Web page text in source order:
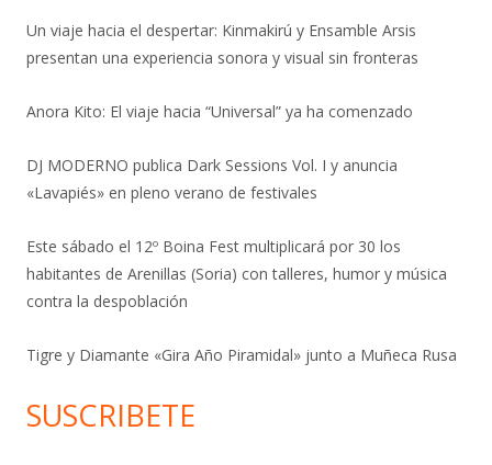
Un viaje hacia el despertar: Kinmakirú y Ensamble Arsis
presentan una experiencia sonora y visual sin fronteras
Anora Kito: El viaje hacia “Universal” ya ha comenzado
DJ MODERNO publica Dark Sessions Vol. I y anuncia
«Lavapiés» en pleno verano de festivales
Este sábado el 12º Boina Fest multiplicará por 30 los
habitantes de Arenillas (Soria) con talleres, humor y música
contra la despoblación
Tigre y Diamante «Gira Año Piramidal» junto a Muñeca Rusa
SUSCRIBETE